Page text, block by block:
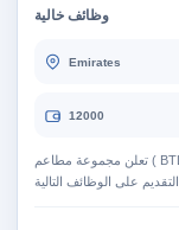
وظائف خالية
Emirates
12000
تعلن مجموعة مطاعم ( BTLO ) لافتتاح اولي فروعها في مول District5 عن فتح باب